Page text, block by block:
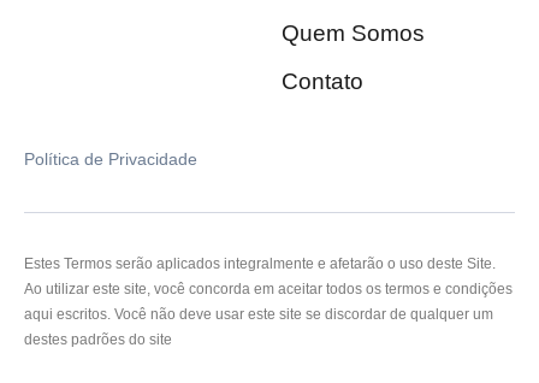
Quem Somos
Contato
Política de Privacidade
Estes Termos serão aplicados integralmente e afetarão o uso deste Site.
Ao utilizar este site, você concorda em aceitar todos os termos e condições
aqui escritos. Você não deve usar este site se discordar de qualquer um
destes padrões do site